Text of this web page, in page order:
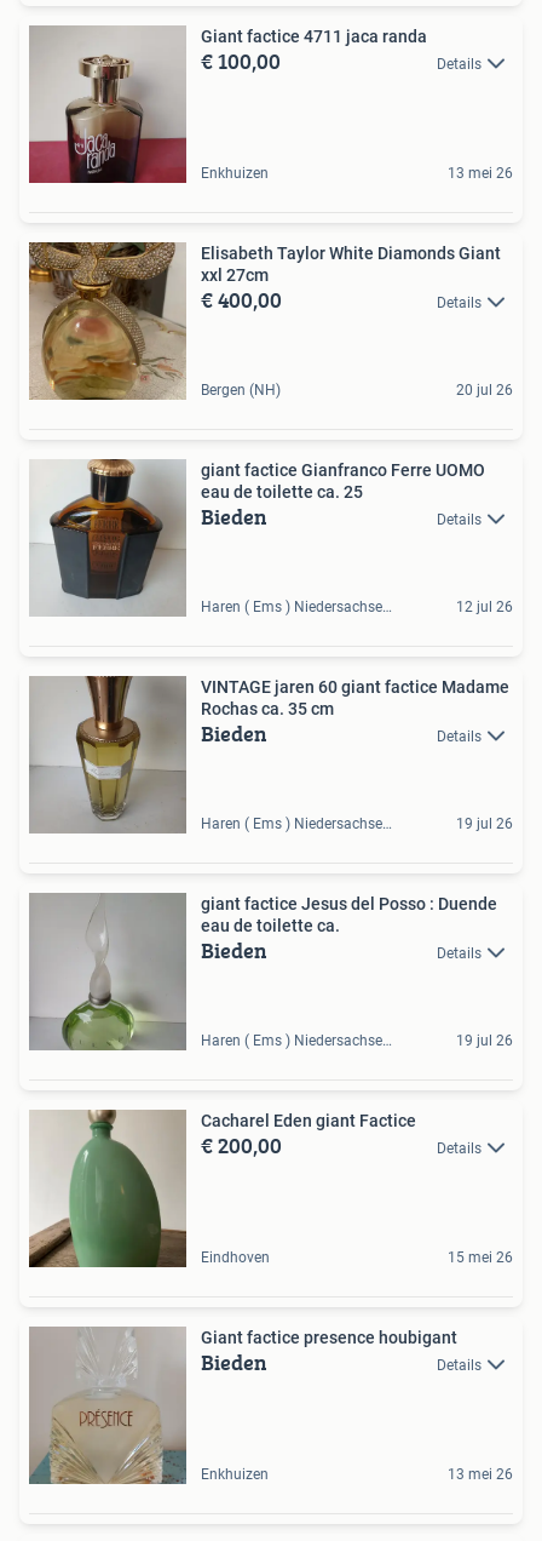
Giant factice 4711 jaca randa
€ 100,00 Details
Enkhuizen 13 mei 26
Elisabeth Taylor White Diamonds Giant
xxl 27cm
€ 400,00 Details
Bergen (NH) 20 jul 26
giant factice Gianfranco Ferre UOMO
eau de toilette ca. 25
Bieden Details
Haren ( Ems ) Niedersachsen, DE 12 jul 26
VINTAGE jaren 60 giant factice Madame
Rochas ca. 35 cm
Bieden Details
Haren ( Ems ) Niedersachsen, DE 19 jul 26
giant factice Jesus del Posso : Duende
eau de toilette ca.
Bieden Details
Haren ( Ems ) Niedersachsen, DE 19 jul 26
Cacharel Eden giant Factice
€ 200,00 Details
Eindhoven 15 mei 26
Giant factice presence houbigant
Bieden Details
Enkhuizen 13 mei 26